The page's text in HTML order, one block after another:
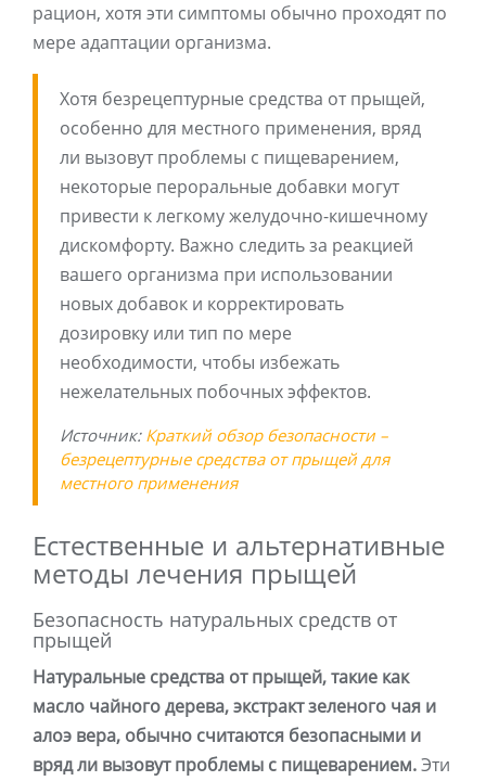
рацион, хотя эти симптомы обычно проходят по
мере адаптации организма.
Хотя безрецептурные средства от прыщей,
особенно для местного применения, вряд
ли вызовут проблемы с пищеварением,
некоторые пероральные добавки могут
привести к легкому желудочно-кишечному
дискомфорту. Важно следить за реакцией
вашего организма при использовании
новых добавок и корректировать
дозировку или тип по мере
необходимости, чтобы избежать
нежелательных побочных эффектов.
Источник: Краткий обзор безопасности –
безрецептурные средства от прыщей для
местного применения
Естественные и альтернативные
методы лечения прыщей
Безопасность натуральных средств от
прыщей
Натуральные средства от прыщей, такие как
масло чайного дерева, экстракт зеленого чая и
алоэ вера, обычно считаются безопасными и
вряд ли вызовут проблемы с пищеварением.Эти